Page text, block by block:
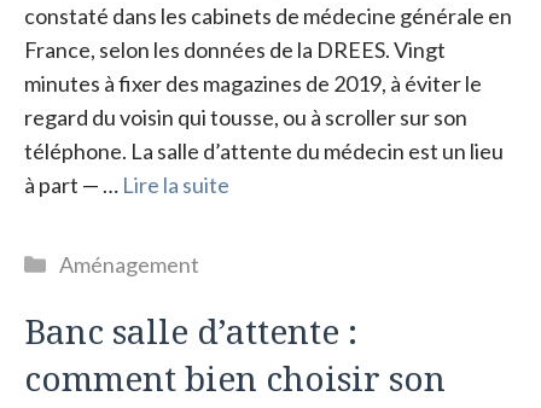
constaté dans les cabinets de médecine générale en
France, selon les données de la DREES. Vingt
minutes à fixer des magazines de 2019, à éviter le
regard du voisin qui tousse, ou à scroller sur son
téléphone. La salle d’attente du médecin est un lieu
à part — … Lire la suite
Catégories
Aménagement
Banc salle d’attente :
comment bien choisir son